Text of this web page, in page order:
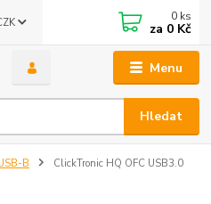
Menu
Hledat
0 ks
za 0 Kč
B
ClickTronic HQ OFC USB3.0